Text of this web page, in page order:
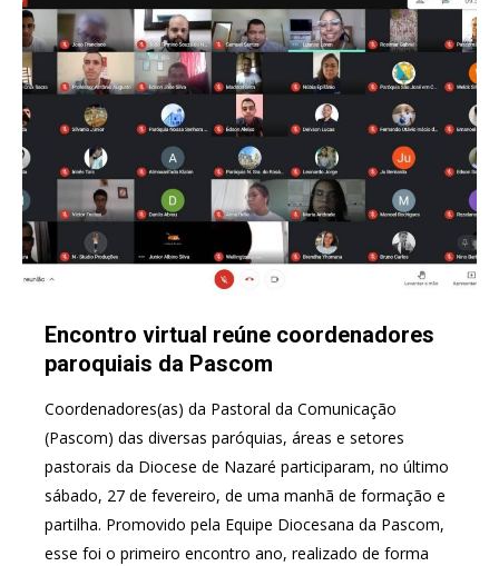
Encontro virtual reúne coordenadores
paroquiais da Pascom
Coordenadores(as) da Pastoral da Comunicação
(Pascom) das diversas paróquias, áreas e setores
pastorais da Diocese de Nazaré participaram, no último
sábado, 27 de fevereiro, de uma manhã de formação e
partilha. Promovido pela Equipe Diocesana da Pascom,
esse foi o primeiro encontro ano, realizado de forma